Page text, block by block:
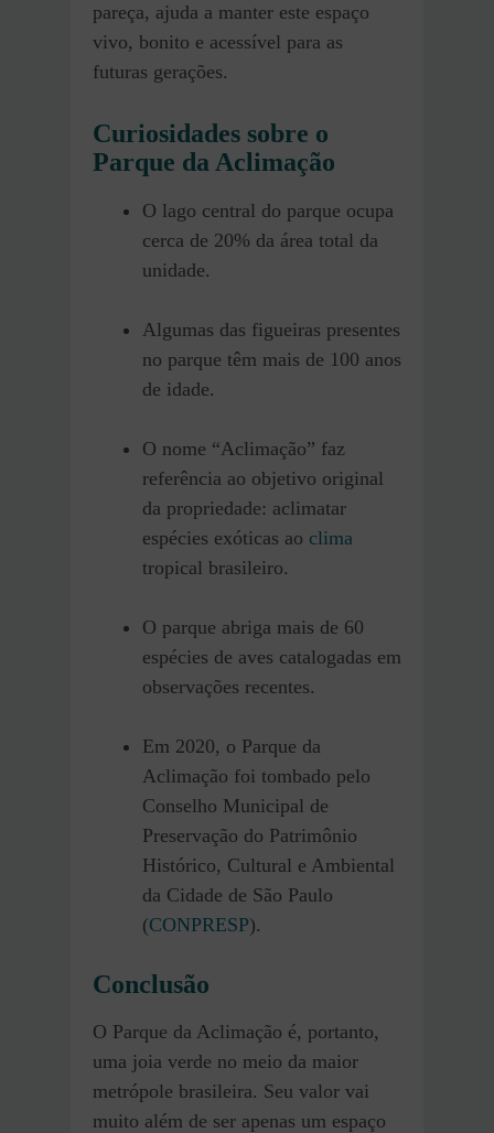
pareça, ajuda a manter este espaço
vivo, bonito e acessível para as
futuras gerações.
Curiosidades sobre o
Parque da Aclimação
O lago central do parque ocupa
cerca de 20% da área total da
unidade.
Algumas das figueiras presentes
no parque têm mais de 100 anos
de idade.
O nome “Aclimação” faz
referência ao objetivo original
da propriedade: aclimatar
espécies exóticas ao clima
tropical brasileiro.
O parque abriga mais de 60
espécies de aves catalogadas em
observações recentes.
Em 2020, o Parque da
Aclimação foi tombado pelo
Conselho Municipal de
Preservação do Patrimônio
Histórico, Cultural e Ambiental
da Cidade de São Paulo
(CONPRESP).
Conclusão
O Parque da Aclimação é, portanto,
uma joia verde no meio da maior
metrópole brasileira. Seu valor vai
muito além de ser apenas um espaço